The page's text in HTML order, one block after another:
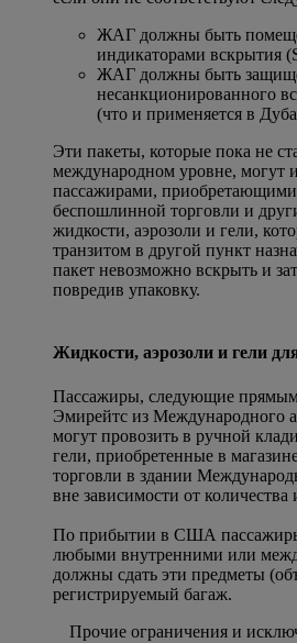
ЖАГ должны быть
индикаторами вскрытия
ЖАГ должны быть
несанкционированного
(что и применяется в
Эти пакеты, которые пока не
международном уровне, могут
пассажирами, приобретающими
беспошлинной торговли и
жидкости, аэрозоли и гели,
транзитом в другой пункт
пакет невозможно вскрыть и
повредив упаковку.
Жидкости, аэрозоли и гели
Пассажиры, следующие
Эмирейтс из Международного
могут провозить в ручной
гели, приобретенные в
торговли в здании
вне зависимости от количества
По прибытии в США
любыми внутренними или
должны сдать эти предметы
регистрируемый багаж.
Прочие ограничения и